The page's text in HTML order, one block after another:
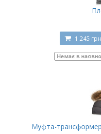
1 245
Немає в
Муфта-